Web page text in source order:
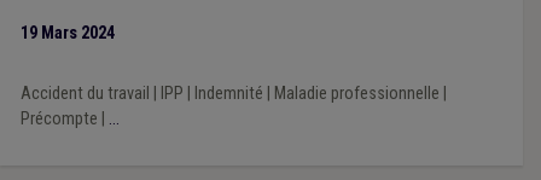
19 Mars 2024
Accident du travail IPP Indemnité Maladie professionnelle
Précompte
...